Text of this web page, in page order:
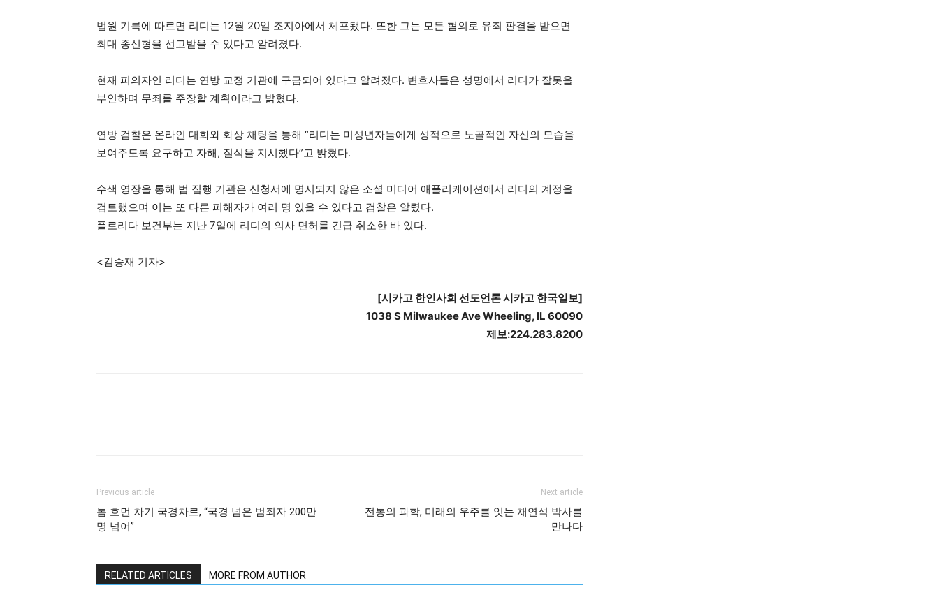
법원 기록에 따르면 리디는 12월 20일 조지아에서 체포됐다. 또한 그는 모든 혐의로 유죄 판결을 받으면
최대 종신형을 선고받을 수 있다고 알려졌다.
현재 피의자인 리디는 연방 교정 기관에 구금되어 있다고 알려졌다. 변호사들은 성명에서 리디가 잘못을
부인하며 무죄를 주장할 계획이라고 밝혔다.
연방 검찰은 온라인 대화와 화상 채팅을 통해 “리디는 미성년자들에게 성적으로 노골적인 자신의 모습을
보여주도록 요구하고 자해, 질식을 지시했다”고 밝혔다.
수색 영장을 통해 법 집행 기관은 신청서에 명시되지 않은 소셜 미디어 애플리케이션에서 리디의 계정을
검토했으며 이는 또 다른 피해자가 여러 명 있을 수 있다고 검찰은 알렸다.
플로리다 보건부는 지난 7일에 리디의 의사 면허를 긴급 취소한 바 있다.
<김승재 기자>
[시카고 한인사회 선도언론시카고 한국일보]
1038 S Milwaukee Ave Wheeling, IL 60090
제보:224.283.8200
Previous article
톰 호먼 차기 국경차르, “국경 넘은 범죄자 200만
명 넘어”
Next article
전통의 과학, 미래의 우주를 잇는 채연석 박사를
만나다
RELATED ARTICLES MORE FROM AUTHOR